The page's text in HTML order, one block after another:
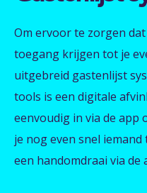
Om ervoor te zorgen
toegang krijgen tot je
uitgebreid gastenlijst
tools is een digitale
eenvoudig in via de app
je nog even snel
een handomdraai via de